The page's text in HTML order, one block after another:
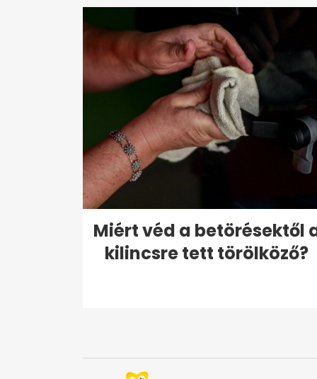
Miért véd a betörésektől
kilincsre tett törölköző?